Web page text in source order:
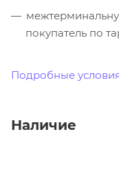
покупатель по
Подробные
Наличие